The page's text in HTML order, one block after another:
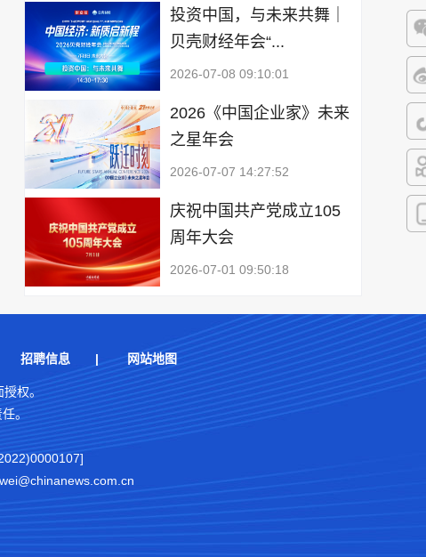
微
微
抖
快
投资中国，与未来共舞｜
贝壳财经年会“...
2026-07-08 09:10:01
2026《中国企业家》未来
之星年会
2026-07-07 14:27:52
庆祝中国共产党成立105
周年大会
2026-07-01 09:50:18
招聘信息 | 网站地图
权。
任。